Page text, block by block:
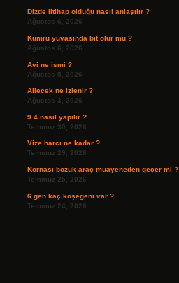
Dizde iltihap olduğu nasıl anlaşılır ?
Ağustos 6, 2026
Kumru yuvasında bit olur mu ?
Ağustos 6, 2026
Avi ne ismi ?
Ağustos 5, 2026
Ailecek ne izlenir ?
Ağustos 3, 2026
9 4 nasıl yapılır ?
Temmuz 30, 2026
Vize harcı ne kadar ?
Temmuz 29, 2026
Kornası bozuk araç muayeneden geçer mi ?
Temmuz 25, 2026
6 gen kaç köşegeni var ?
Temmuz 24, 2026